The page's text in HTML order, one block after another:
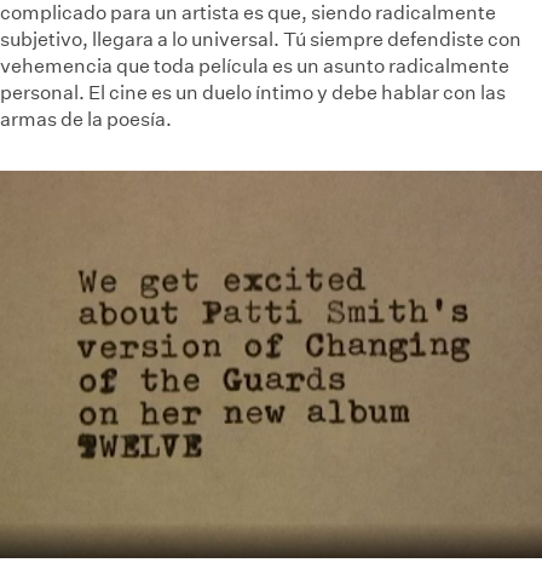
complicado para un artista es que, siendo radicalmente
subjetivo, llegara a lo universal. Tú siempre defendiste con
vehemencia que toda película es un asunto radicalmente
personal. El cine es un duelo íntimo y debe hablar con las
armas de la poesía.